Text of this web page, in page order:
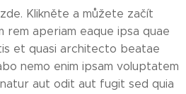
Klikněte a můžete začít
rem aperiam eaque ipsa quae
et quasi architecto beatae
nemo enim ipsam voluptatem
aut odit aut fugit sed quia